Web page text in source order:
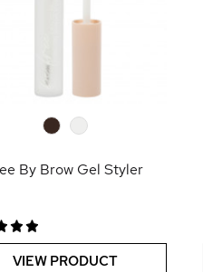
By Brow Gel Styler
VIEW PRODUCT